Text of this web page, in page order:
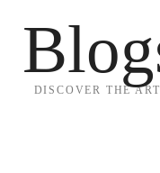
DISCOVER THE